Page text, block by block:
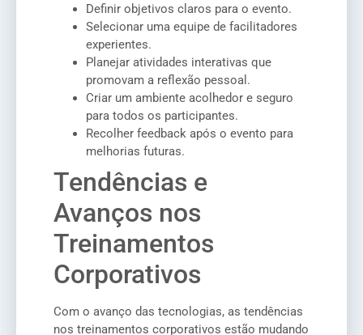
Definir objetivos claros para o evento.
Selecionar uma equipe de facilitadores
experientes.
Planejar atividades interativas que
promovam a reflexão pessoal.
Criar um ambiente acolhedor e seguro
para todos os participantes.
Recolher feedback após o evento para
melhorias futuras.
Tendências e
Avanços nos
Treinamentos
Corporativos
Com o avanço das tecnologias, as tendências
nos treinamentos corporativos estão mudando